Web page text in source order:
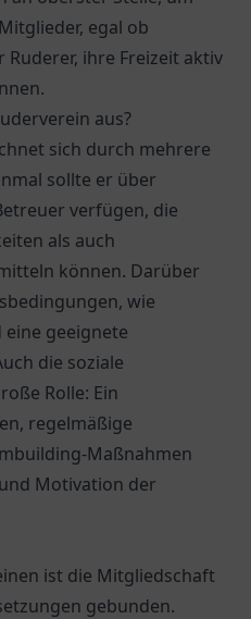
egal ob
ihre Freizeit aktiv
aus?
sich durch mehrere
sollte er über
verfügen, die
als auch
können. Darüber
wie
geeignete
die soziale
Rolle: Ein
regelmäßige
Maßnahmen
Motivation der
ist die Mitgliedschaft
gebunden.